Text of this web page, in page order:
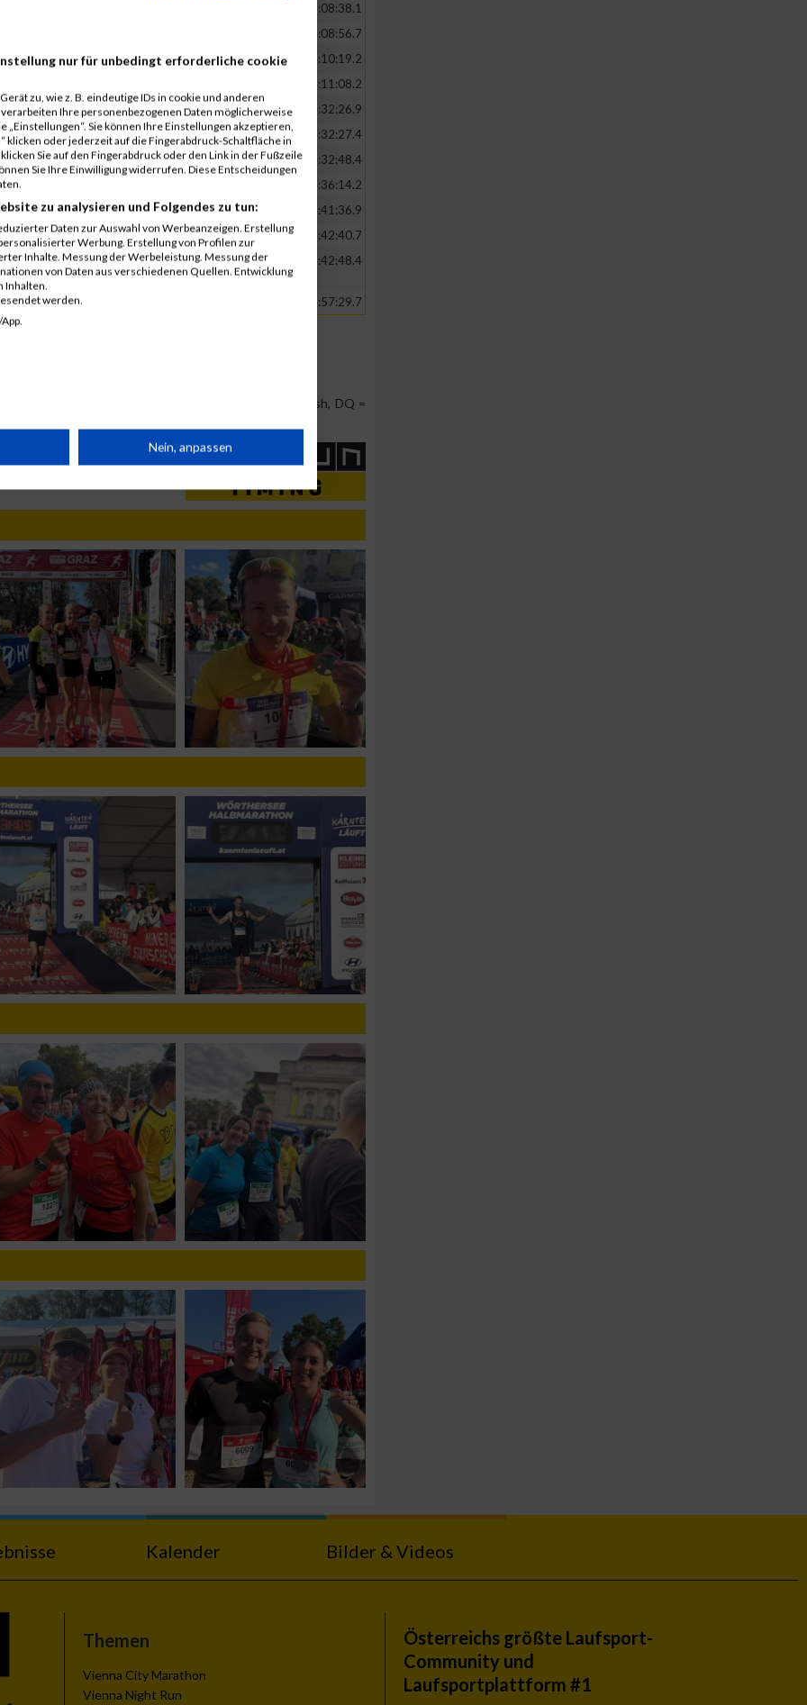
04:08:38.1
04:08:56.7
Allg. Klasse M 33 19 -
04:10:19.2
04:11:08.2
Allg. Klasse W 9 7 -
04:32:26.9
Allg. Klasse M 35 21 -
04:32:27.4
AK 3 M 36 1 -
04:32:48.4
04:36:14.2
AK 1 M 37 11
04:41:36.9
Allg. Klasse M 38 22 -
04:42:40.7
Allg. Klasse M 39 23 04:42:48.4
Allg. Klasse M 04:57:29.7
Position, DNS = Did not start, DNF = Did not finish, DQ =
Kalender Bilder & Videos
Themen
Vienna City Marathon
Vienna Night Run
Österreichs größte Laufsport-
Community und
Laufsportplattform #1
nur für unbedingt erforderliche cookie
zu, wie z. B. eindeutige IDs in cookie und anderen
Ihre personenbezogenen Daten möglicherweise
Sie können Ihre Einstellungen akzeptieren,
klicken oder jederzeit auf die Fingerabdruck-Schaltfläche in
Sie auf den Fingerabdruck oder den Link in der Fußzeile
Sie Ihre Einwilligung widerrufen. Diese Entscheidungen
zu analysieren und Folgendes zu tun:
Daten zur Auswahl von Werbeanzeigen. Erstellung
Werbung. Erstellung von Profilen zur
Inhalte. Messung der Werbeleistung. Messung der
von Daten aus verschiedenen Quellen. Entwicklung
Inhalten.
werden.
Daten aus
Nein, anpassen